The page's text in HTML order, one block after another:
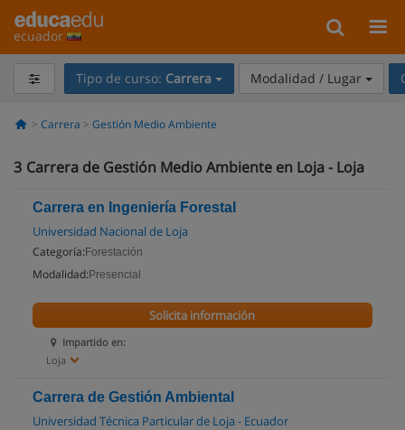
ecuador
Tipo de curso: Carrera Modalidad / Lugar
Carrera Gestión Medio Ambiente
3 Carrera de Gestión Medio Ambiente en Loja - Loja
Carrera en Ingeniería Forestal
Universidad Nacional de Loja
Categoría: Forestación
Modalidad: Presencial
Impartido en:
Loja
Solicita información
Carrera de Gestión Ambiental
Universidad Técnica Particular de Loja - Ecuador